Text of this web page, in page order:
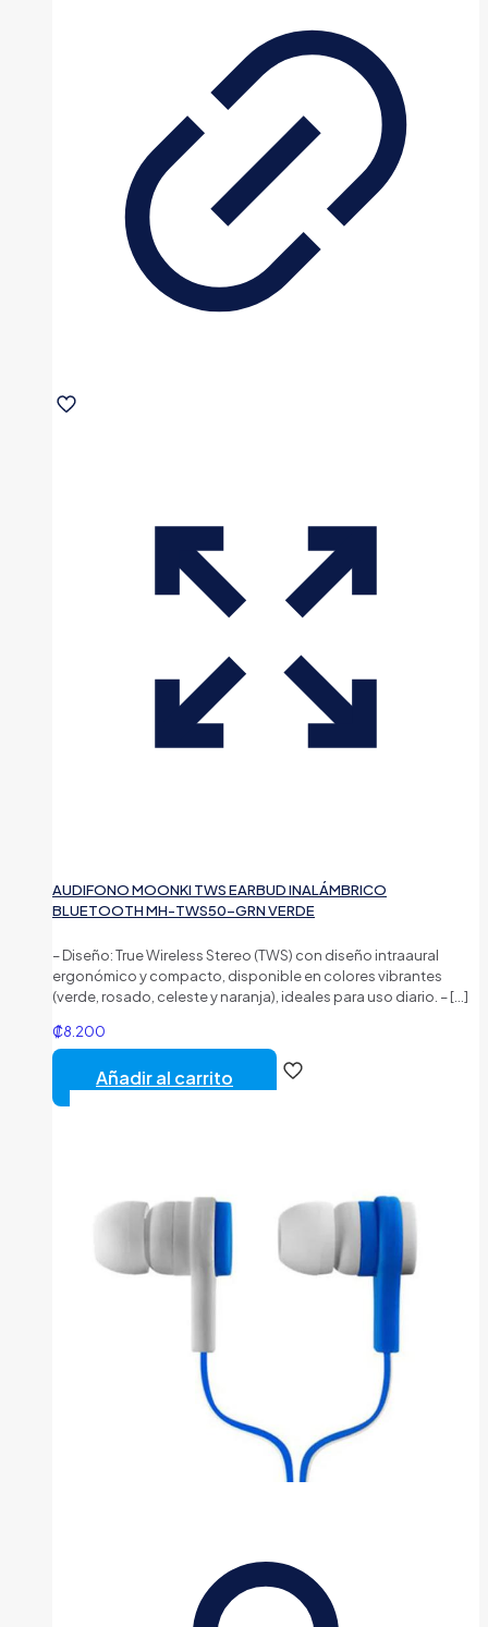
AUDIFONO MOONKI TWS EARBUD INALÁMBRICO
BLUETOOTH MH-TWS50-GRN VERDE
– Diseño: True Wireless Stereo (TWS) con diseño intraaural
ergonómico y compacto, disponible en colores vibrantes
(verde, rosado, celeste y naranja), ideales para uso diario. –[…]
₡8.200
Añadir al carrito